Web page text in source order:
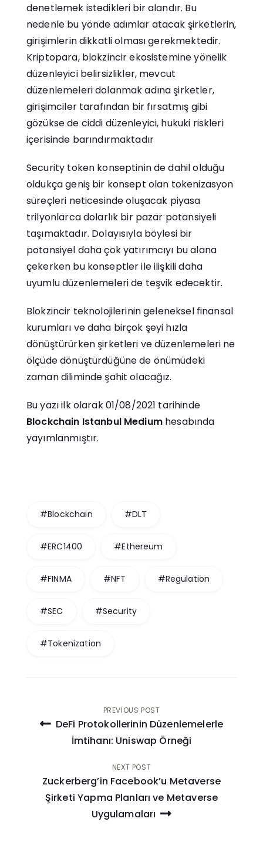
denetlemek istedikleri bir alandır. Bu
nedenle bu yönde adımlar atacak şirketlerin,
girişimlerin dikkatli olması gerekmektedir.
Kriptopara, blokzincir ekosistemine yönelik
düzenleyici belirsizlikler, mevcut
düzenlemeleri dolanmak adına şirketler,
girişimciler tarafından bir fırsatmış gibi
gözükse de ciddi düzenleyici, hukuki riskleri
içerisinde barındırmaktadır
Security token konseptinin de dahil olduğu
oldukça geniş bir konsept olan tokenizasyon
süreçleri neticesinde oluşacak piyasa
trilyonlarca dolarlık bir pazar potansiyeli
taşımaktadır. Dolayısıyla böylesi bir
potansiyel daha çok yatırımcıyı bu alana
çekerken bu konseptler ile ilişkili daha
uyumlu düzenlemeleri de teşvik edecektir.
Blokzincir teknolojilerinin geleneksel finansal
kurumları ve daha birçok şeyi hızla
dönüştürürken şirketleri ve düzenlemeleri ne
ölçüde dönüştürdüğüne de önümüdeki
zaman diliminde şahit olacağız.
Bu yazı ilk olarak 01/08/2021 tarihinde
Blockchain Istanbul Mediumhesabında
yayımlanmıştır.
#Blockchain #DLT
#ERC1400 #Ethereum
#FINMA #NFT #Regulation
#SEC #Security
#Tokenization
Post
navigation
PREVIOUS POST
DeFi Protokollerinin Düzenlemelerle
İmtihanı: Uniswap Örneği
NEXT POST
Zuckerberg’in Facebook’u Metaverse
Şirketi Yapma Planları ve Metaverse
Uygulamaları